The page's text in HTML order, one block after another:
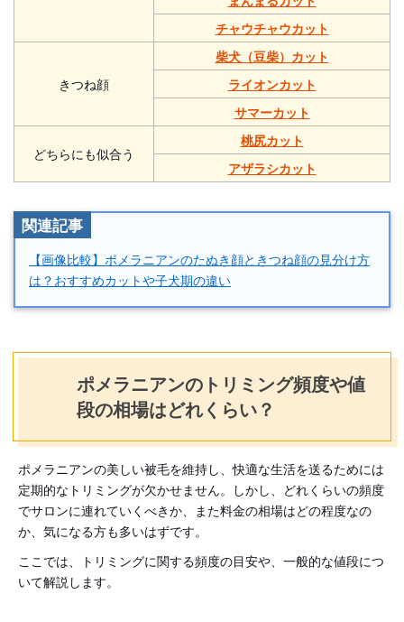
チャウチャウカット
きつね顔
柴犬（豆柴）カット
ライオンカット
サマーカット
どちらにも似合う
桃尻カット
アザラシカット
関連記事
【画像比較】ポメラニアンのたぬき顔ときつね顔の見分け方
は？おすすめカットや子犬期の違い
ポメラニアンのトリミング頻度や値
段の相場はどれくらい？
ポメラニアンの美しい被毛を維持し、快適な生活を送るためには
定期的なトリミングが欠かせません。しかし、どれくらいの頻度
でサロンに連れていくべきか、また料金の相場はどの程度なの
か、気になる方も多いはずです。
ここでは、トリミングに関する頻度の目安や、一般的な値段につ
いて解説します。